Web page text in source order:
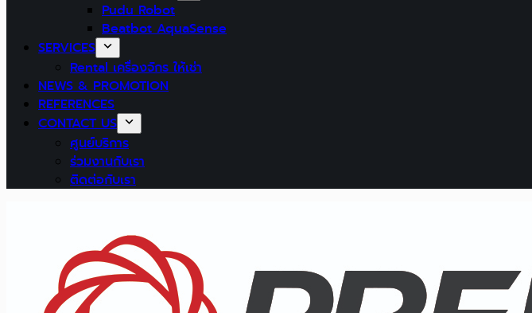
Pudu Robot
Beatbot AquaSense
SERVICES
Rental เครื่องจักร ให้เช่า
NEWS & PROMOTION
REFERENCES
CONTACT US
ศูนย์บริการ
ร่วมงานกับเรา
ติดต่อกับเรา